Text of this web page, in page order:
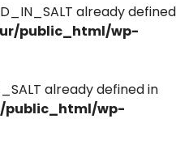
already defined
public_html/wp-
already defined in
public_html/wp-